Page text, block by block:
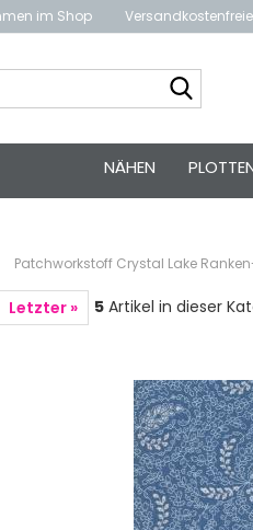
im Shop
NÄHEN
Patchworkstoff Crystal Lake
Letzter » 5 Artikel in dieser